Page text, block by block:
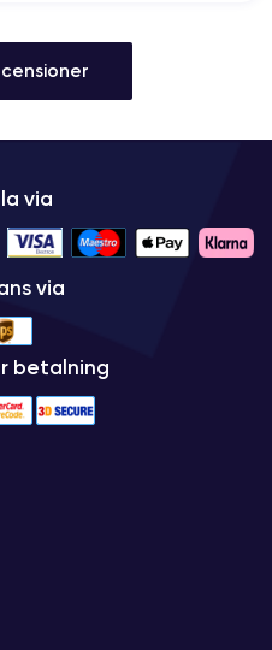
via
via
betalning